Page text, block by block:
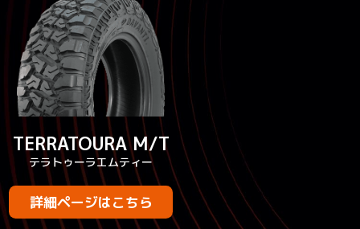
TERRATOURA M/T
テラトゥーラエムティー
詳細ページはこちら